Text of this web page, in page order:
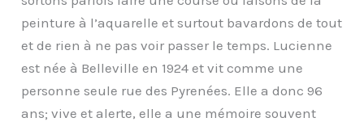
peinture à l’aquarelle et surtout bavardons de tout
et de rien à ne pas voir passer le temps. Lucienne
est née à Belleville en 1924 et vit comme une
personne seule rue des Pyrenées. Elle a donc 96
ans; vive et alerte, elle a une mémoire souvent